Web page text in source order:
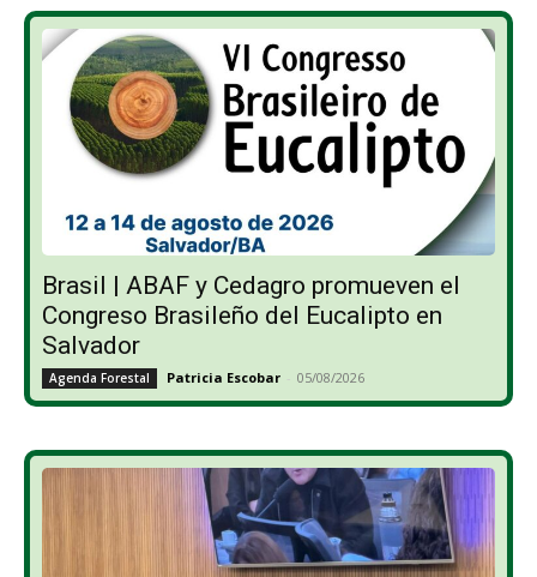
Brasil | ABAF y Cedagro promueven el
Congreso Brasileño del Eucalipto en
Salvador
Agenda Forestal Patricia Escobar - 05/08/2026